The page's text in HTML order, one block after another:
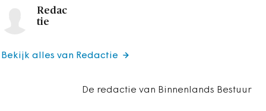
Redac
tie
De redactie van Binnenlands Bestuur
Bekijk alles van Redactie